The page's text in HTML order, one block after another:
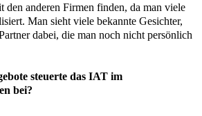
den anderen Firmen finden, da man viele
Man sieht viele bekannte Gesichter,
dabei, die man noch nicht persönlich
steuerte das IAT im
bei?